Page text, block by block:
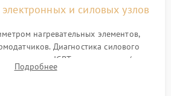
электронных и силовых узлов
нагревательных элементов,
Диагностика силового
мостов и IGBT-транзисторов (для
кранов и газ-контроля (для газовых
Подробнее